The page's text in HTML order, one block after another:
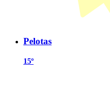
Pelotas
15º